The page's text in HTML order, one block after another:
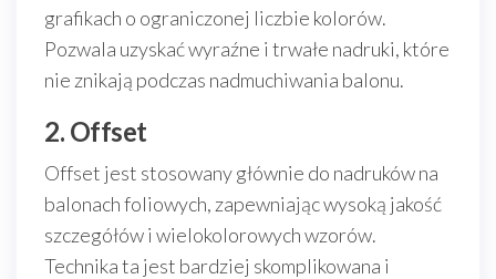
grafikach o ograniczonej liczbie kolorów.
Pozwala uzyskać wyraźne i trwałe nadruki, które
nie znikają podczas nadmuchiwania balonu.
2. Offset
Offset jest stosowany głównie do nadruków na
balonach foliowych, zapewniając wysoką jakość
szczegółów i wielokolorowych wzorów.
Technika ta jest bardziej skomplikowana i